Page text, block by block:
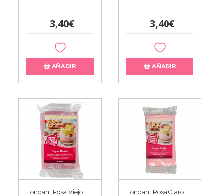
3,40€
AÑADIR
3,40€
AÑADIR
Fondant Rosa Viejo
Fondant Rosa Claro